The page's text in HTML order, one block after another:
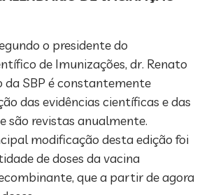
o presidente do
de Imunizações, dr. Renato
da SBP é constantemente
das evidências científicas e das
são revistas anualmente.
modificação desta edição foi
de doses da vacina
que a partir de agora